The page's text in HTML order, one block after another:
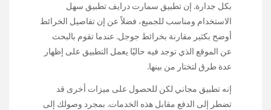
بكل جدارة. إن تطبيق سمارت درايف تطبيق سهل
الاستخدام ومناسب للجميع، فضلاً عن إن تفاصيل الخرائط
أوضح بكثير مقارنة بخرائط جوجل. عندما تقوم بالبحث
عن الموقع الذي توجد فيه حاليًا يعمل التطبيق على إظهار
عدة طرق لتختار من بينها.
إنه تطبيق مجاني لكن للحصول على ميزات أخرى قد
تضطر إلى الدفع مقابل هذه الخدمات. بمجرد وصولك إلى